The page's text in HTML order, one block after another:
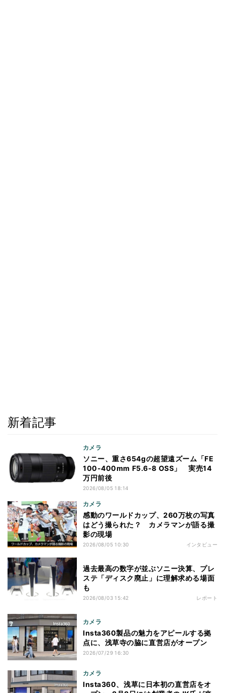
新着記事
カメラ
ソニー、重さ654gの超望遠ズーム「FE
100-400mm F5.6-8 OSS」 実売14
万円前後
2026/08/05 18:14
カメラ
感動のワールドカップ、260万枚の写真
はどう撮られた？ カメラマンが語る撮
影の現場
2026/08/05 10:30 インタビュー
過去最高の数字が並ぶソニー決算、プレ
ステ「ディスク廃止」に理解求める場面
も
2026/08/03 15:42 レポート
カメラ
Insta360製品の魅力をアピールする拠
点に、浅草寺の脇に直営店がオープン
2026/07/29 16:30
カメラ
Insta360、浅草に日本初の直営店をオ